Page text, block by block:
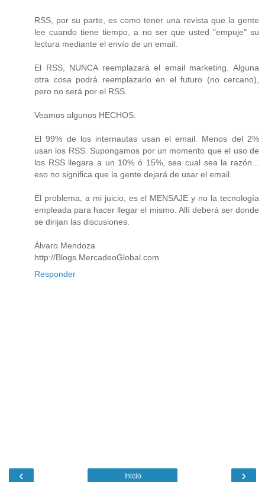
RSS, por su parte, es como tener una revista que la gente
lee cuando tiene tiempo, a no ser que usted "empuje" su
lectura mediante el envío de un email.
El RSS, NUNCA reemplazará el email marketing. Alguna
otra cosa podrá reemplazarlo en el futuro (no cercano),
pero no será por el RSS.
Veamos algunos HECHOS:
El 99% de los internautas usan el email. Menos del 2%
usan los RSS. Supongamos por un momento que el uso de
los RSS llegara a un 10% ó 15%, sea cual sea la razón...
eso no significa que la gente dejará de usar el email.
El problema, a mi juicio, es el MENSAJE y no la tecnología
empleada para hacer llegar el mismo. Allí deberá ser donde
se dirijan las discusiones.
Álvaro Mendoza
http://Blogs.MercadeoGlobal.com
Responder
‹ ›
Inicio